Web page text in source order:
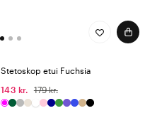
Stetoskop etui Fuchsia
143 kr.
179 kr.